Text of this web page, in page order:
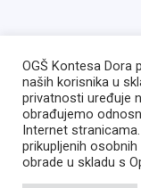
Copyright ©
OGŠ Kontesa Dora
naših korisnika u
privatnosti uređuje
obrađujemo
Internet
prikupljenih
obrade u skladu s